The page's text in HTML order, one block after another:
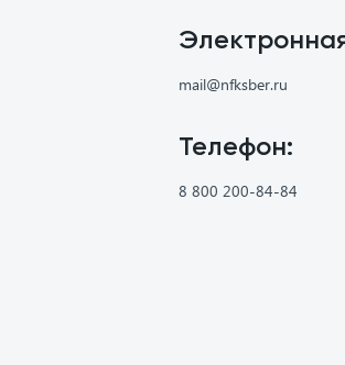
mail@nfksber.ru
Телефон:
8 800 200-84-84